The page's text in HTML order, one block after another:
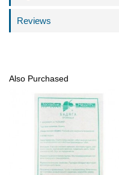
Reviews
Also Purchased